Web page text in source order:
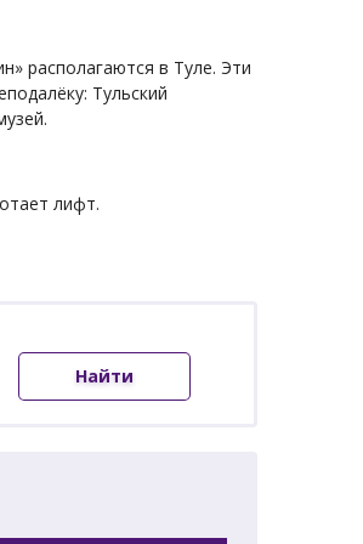
располагаются в Туле. Эти
Тульский
лифт.
Найти